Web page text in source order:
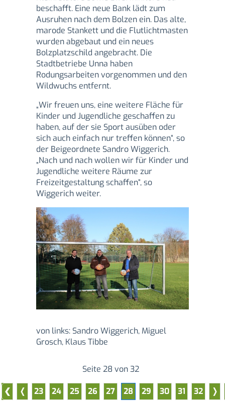
beschafft. Eine neue Bank lädt zum
Ausruhen nach dem Bolzen ein. Das alte,
marode Stankett und die Flutlichtmasten
wurden abgebaut und ein neues
Bolzplatzschild angebracht. Die
Stadtbetriebe Unna haben
Rodungsarbeiten vorgenommen und den
Wildwuchs entfernt.
„Wir freuen uns, eine weitere Fläche für
Kinder und Jugendliche geschaffen zu
haben, auf der sie Sport ausüben oder
sich auch einfach nur treffen können“, so
der Beigeordnete Sandro Wiggerich.
„Nach und nach wollen wir für Kinder und
Jugendliche weitere Räume zur
Freizeitgestaltung schaffen“, so
Wiggerich weiter.
von links: Sandro Wiggerich, Miguel
Grosch, Klaus Tibbe
Seite 28 von 32
23 24 25 26 27 28 29 30 31 32